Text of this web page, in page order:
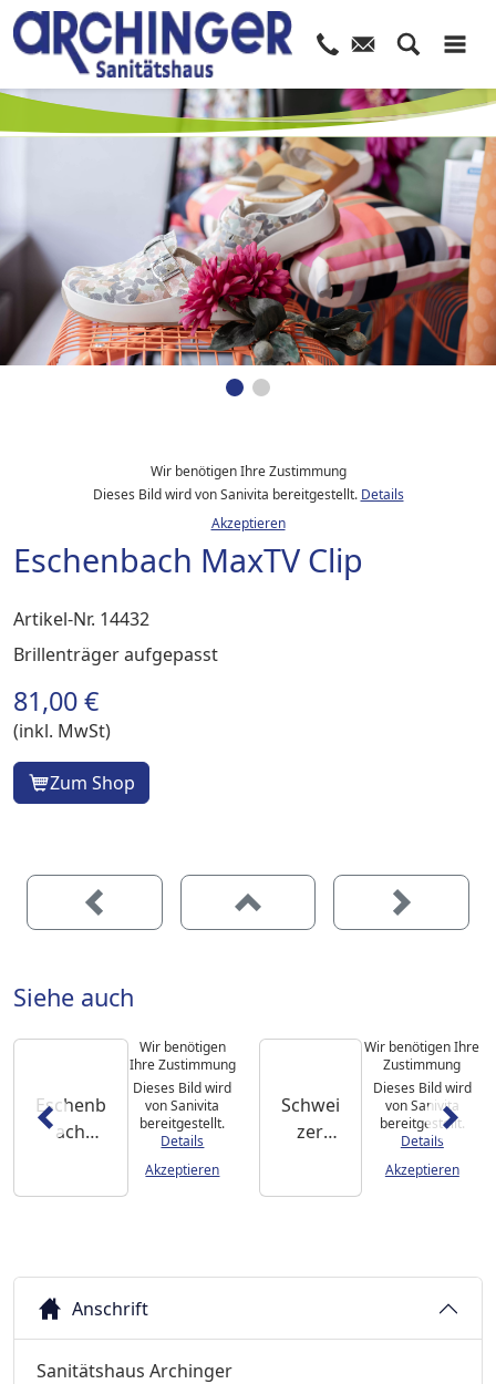
Wir benötigen Ihre Zustimmung
Dieses Bild wird von Sanivita bereitgestellt. Details
Akzeptieren
Eschenbach MaxTV Clip
Artikel-Nr. 14432
Brillenträger aufgepasst
81,00 €
(inkl. MwSt)
Zum Shop
Siehe auch
Eschenb
ach
Wir benötigen
Ihre Zustimmung
Dieses Bild wird
von Sanivita
bereitgestellt.
Details
Akzeptieren
Schwei
zer
Wir benötigen Ihre
Zustimmung
Dieses Bild wird
von Sanivita
bereitgestellt.
Details
Akzeptieren
Anschrift
Sanitätshaus Archinger